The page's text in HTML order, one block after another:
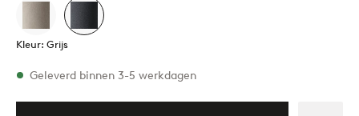
Kleur: Grijs
Op voorraad
Geleverd binnen 3-5 werkdagen